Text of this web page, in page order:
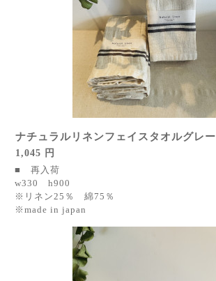
ナチュラルリネンフェイスタオルグレー
1,045 円
■ 再入荷
w330 h900
※リネン25％ 綿75％
※made in japan